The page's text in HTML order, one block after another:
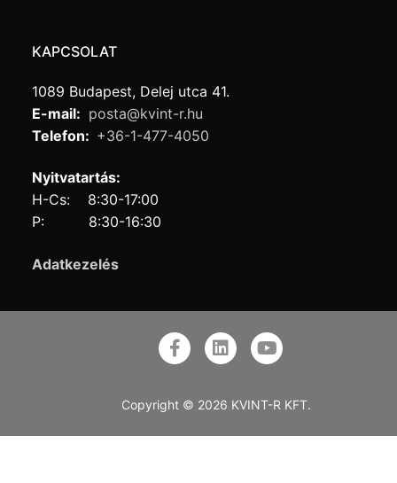
KAPCSOLAT
1089 Budapest, Delej utca 41.
E-mail: posta@kvint-r.hu
Telefon: +36-1-477-4050
Nyitvatartás:
H-Cs: 8:30-17:00
P: 8:30-16:30
Adatkezelés
Copyright © 2026 KVINT-R KFT.